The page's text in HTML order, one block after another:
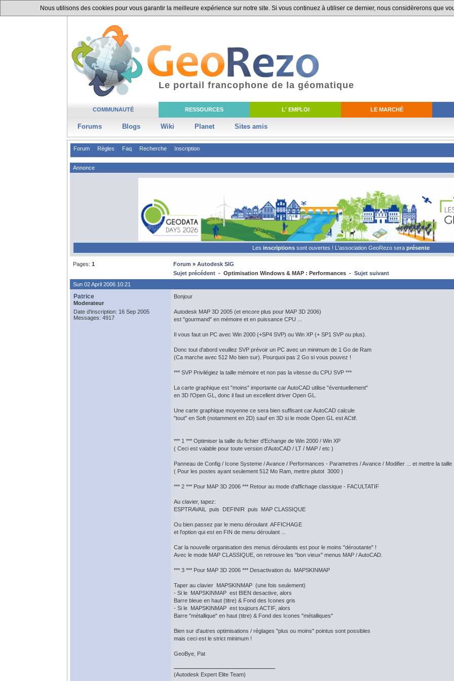
Nous utilisons des cookies pour vous garantir la meilleure expérience sur notre site. Si vous continuez à utiliser ce dernier, nous considèrerons que
COMMUNAUTÉ RESSOURCES L' EMPLOI LE MARCHÉ
Forums Blogs Wiki Planet Sites amis
Le portail francophone de la géomatique
Forum Règles Faq Recherche Inscription
Annonce
Les inscriptions sont ouvertes ! L'association GeoRezo sera présente
Pages: 1 Forum » Autodesk SIG
Sujet précédent - Optimisation Windows & MAP : Performances - Sujet suivant
Sun 02 April 2006 10:21
Patrice
Moderateur
Date d'inscription: 16 Sep 2005
Messages: 4917
Bonjour
Autodesk MAP 3D 2005 (et encore plus pour MAP 3D 2006)
est "gourmand" en mémoire et en puissance CPU ...
Il vous faut un PC avec Win 2000 (+SP4 SVP) ou Win XP (+ SP1 SVP ou plus).
Donc tout d'abord veuillez SVP prévoir un PC avec un minimum de 1 Go de Ram
(Ca marche avec 512 Mo bien sur). Pourquoi pas 2 Go si vous pouvez !
*** SVP Privilégiez la taille mémoire et non pas la vitesse du CPU SVP ***
La carte graphique est "moins" importante car AutoCAD utilise "éventuellement"
en 3D l'Open GL, donc il faut un excellent driver Open GL.
Une carte graphique moyenne ce sera bien suffisant car AutoCAD calcule
"tout" en Soft (notamment en 2D) sauf en 3D si le mode Open GL est ACtif.
*** 1 *** Optimiser la taille du fichier d'Echange de Win 2000 / Win XP
( Ceci est valable pour toute version d'AutoCAD / LT / MAP / etc )
Panneau de Config / Icone Systeme / Avance / Performances - Parametres / Avance / Modifier ... et mettre la
( Pour les postes ayant seulement 512 Mo Ram, mettre plutot 3000 )
*** 2 *** Pour MAP 3D 2006 *** Retour au mode d'affichage classique - FACULTATIF
Au clavier, tapez:
ESPTRAVAIL puis DEFINIR puis MAP CLASSIQUE
Ou bien passez par le menu déroulant AFFICHAGE
et l'option qui est en FIN de menu déroulant ...
Car la nouvelle organisation des menus déroulants est pour le moins "déroutante" !
Avec le mode MAP CLASSIQUE, on retrouve les "bon vieux" menus MAP / AutoCAD.
*** 3 *** Pour MAP 3D 2006 *** Desactivation du MAPSKINMAP
Taper au clavier MAPSKINMAP (une fois seulement)
- Si le MAPSKINMAP est BIEN desactive, alors
Barre bleue en haut (titre) & Fond des Icones gris
- Si le MAPSKINMAP est toujours ACTIF, alors
Barre "métallique" en haut (titre) & Fond des Icones "métalliques"
Bien sur d'autres optimisations / réglages "plus ou moins" pointus sont possibles
mais ceci est le strict minimum !
GeoBye, Pat
(Autodesk Expert Elite Team)